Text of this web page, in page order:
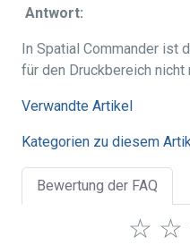
Antwort:
In Spatial Commander ist
für den Druckbereich nicht
Verwandte Artikel
Kategorien zu diesem
Bewertung der FAQ
☆
☆